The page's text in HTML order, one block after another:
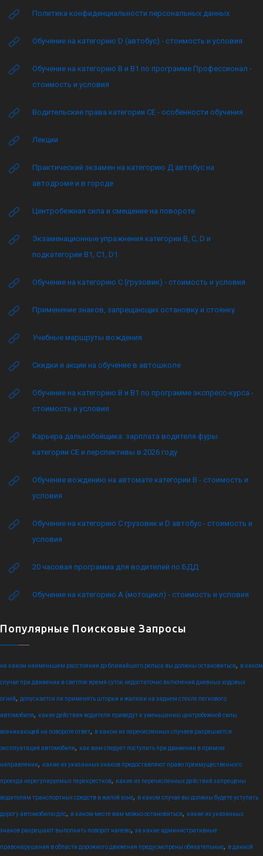
Политика конфиденциальности персональных данных
Обучение на категорию D (автобус) - стоимость и условия
Обучение на категорию B и B1 по программе Профессионал -
стоимость и условия
Водительские права категории CE - особенности обучения
Лекции
Практический экзамен на категорию Д автобус на
автодроме и в городе
Центробежная сила и смещение на повороте
Экзаменационные упражнения категории B, C, D и
подкатегории B1, C1, D1
Обучение на категорию C (грузовик) - стоимость и условия
Применение знаков, запрещающих остановку и стоянку
Учебные маршруты вождения
Скидки и акции на обучение в автошколе
Обучение на категорию B и B1 по программе экспресс-курса -
стоимость и условия
Карьера дальнобойщика: зарплата водителя фуры
категории CE и перспективы в 2026 году
Обучение вождению на автомате категории B - стоимость и
условия
Обучение на категорию C грузовик и D автобус - стоимость и
условия
20 часовая программа для водителей по БДД
Обучение на категорию А (мотоцикл) - стоимость и условия
Популярные Поисковые Запросы
на каком наименьшем расстоянии до ближайшего рельса вы должны остановиться, в каком
случае при движении в светлое время суток недостаточно включения дневных ходовых
огней, допускается ли применять шторки и жалюзи на заднем стекле легкового
автомобиля, какие действия водителя приведут к уменьшению центробежной силы
возникающей на повороте ответ, в каком из перечисленных случаев разрешается
эксплуатация автомобиля, как вам следует поступить при движении в прямом
направлении, какие из указанных знаков предоставляют право преимущественного
проезда нерегулируемых перекрестков, какие из перечисленных действий запрещены
водителям транспортных средств в жилой зоне, в каком случае вы должны будете уступить
дорогу автомобилю дпс, в каком месте вам можно остановиться, какие из указанных
знаков разрешают выполнить поворот налево, за какие административные
правонарушения в области дорожного движения предусмотрены обязательные, в данной